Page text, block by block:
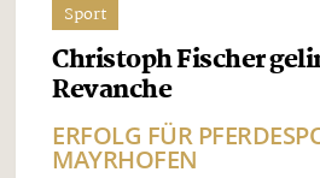
Sport
Christoph Fischer
Revanche
ERFOLG FÜR
MAYRHOFEN